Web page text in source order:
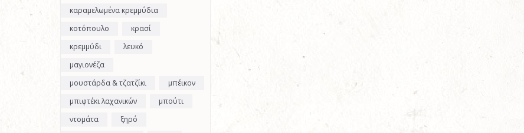
καραμελωμένα κρεμμύδια
κοτόπουλο
κρασί
κρεμμύδι
λευκό
μαγιονέζα
μουστάρδα & τζατζίκι
μπέικον
μπιφτέκι λαχανικών
μπούτι
ντομάτα
ξηρό